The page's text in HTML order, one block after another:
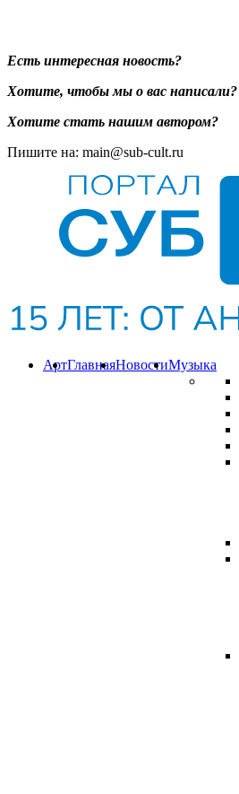
Есть интересная новость?
Хотите, чтобы мы о вас написали?
Хотите стать нашим автором?
Пишите на: main@sub-cult.ru
Музыка
Новости
Главная
Арт